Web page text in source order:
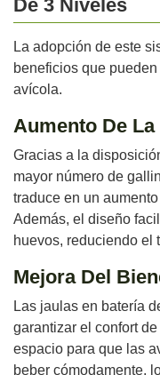
De 3 Niveles
La adopción de este
beneficios que
avícola.
Aumento De
Gracias a la
mayor número de
traduce en un
Además, el diseño
huevos, reduciendo el
Mejora Del
Las jaulas en batería
garantizar el confort
espacio para que las
beber cómodamente,